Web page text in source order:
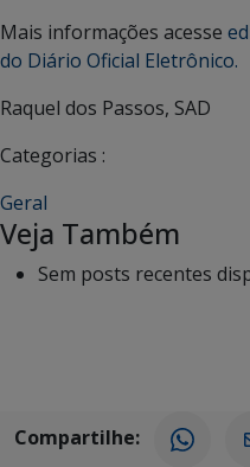
Mais informações acesse
do Diário Oficial Eletrônico.
Raquel dos Passos, SAD
Categorias :
Geral
Veja Também
Sem posts recentes
Compartilhe: